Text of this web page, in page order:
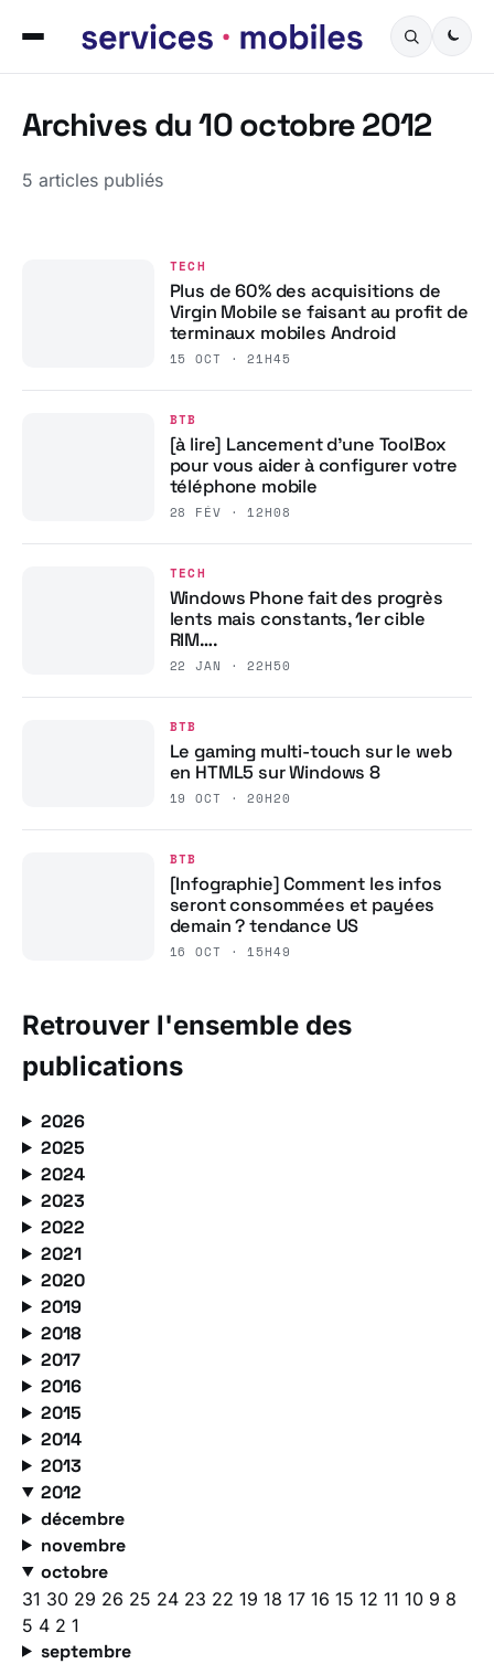
Archives du 10 octobre 2012
5 articles publiés
TECH
Plus de 60% des acquisitions de
Virgin Mobile se faisant au profit de
terminaux mobiles Android
15 OCT · 21H45
BTB
[à lire] Lancement d’une ToolBox
pour vous aider à configurer votre
téléphone mobile
28 FÉV · 12H08
TECH
Windows Phone fait des progrès
lents mais constants, 1er cible
RIM….
22 JAN · 22H50
BTB
Le gaming multi-touch sur le web
en HTML5 sur Windows 8
19 OCT · 20H20
BTB
[Infographie] Comment les infos
seront consommées et payées
demain ? tendance US
16 OCT · 15H49
Retrouver l'ensemble des
publications
2026
2025
2024
2023
2022
2021
2020
2019
2018
2017
2016
2015
2014
2013
2012
décembre
novembre
octobre
31 30 29 26 25 24 23 22 19 18 17 16 15 12 11 10 9 8
5 4 2 1
septembre